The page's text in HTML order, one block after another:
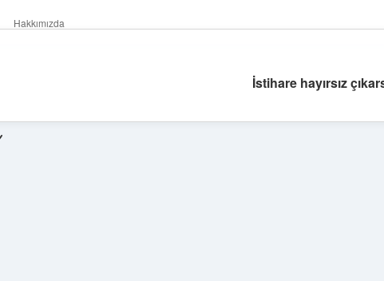
Hakkımızda
İstihare hayırsız